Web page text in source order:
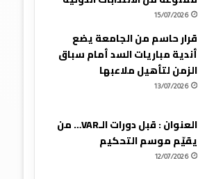
15/07/2026
قرار حاسم من الجامعة يضع
أندية مباريات السد أمام سباق
الزمن لتأهيل ملاعبها
13/07/2026
العنوان : قبل دورات الـVAR… من
يقيّم موسم التحكيم
12/07/2026